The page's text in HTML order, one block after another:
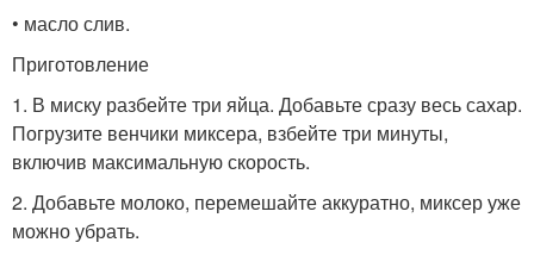
• масло слив.
Приготовление
1. В миску разбейте три яйца. Добавьте сразу весь сахар.
Погрузите венчики миксера, взбейте три минуты,
включив максимальную скорость.
2. Добавьте молоко, перемешайте аккуратно, миксер уже
можно убрать.